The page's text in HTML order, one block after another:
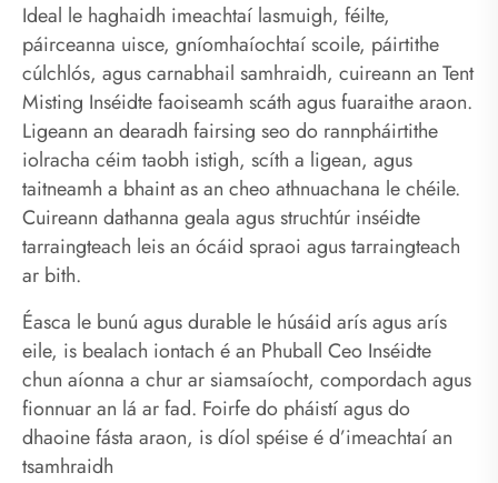
Ideal le haghaidh imeachtaí lasmuigh, féilte,
páirceanna uisce, gníomhaíochtaí scoile, páirtithe
cúlchlós, agus carnabhail samhraidh, cuireann an Tent
Misting Inséidte faoiseamh scáth agus fuaraithe araon.
Ligeann an dearadh fairsing seo do rannpháirtithe
iolracha céim taobh istigh, scíth a ligean, agus
taitneamh a bhaint as an cheo athnuachana le chéile.
Cuireann dathanna geala agus struchtúr inséidte
tarraingteach leis an ócáid ​​​​spraoi agus tarraingteach
ar bith.
Éasca le bunú agus durable le húsáid arís agus arís
eile, is bealach iontach é an Phuball Ceo Inséidte
chun aíonna a chur ar siamsaíocht, compordach agus
fionnuar an lá ar fad. Foirfe do pháistí agus do
dhaoine fásta araon, is díol spéise é d’imeachtaí an
tsamhraidh